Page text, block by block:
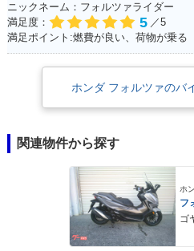
ニックネーム：フォルツァライダー
満足度：
5 ／5
満足ポイント:燃費が良い、荷物が乗る
ホンダ フォルツァのバ
関連物件から探す
ホ
フ
ゴ